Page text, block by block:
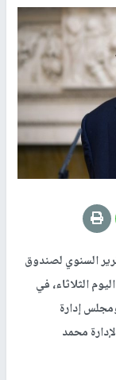
السنوي لصندوق
استقبال، اليوم الثلاثاء، في
إدارة
محمد